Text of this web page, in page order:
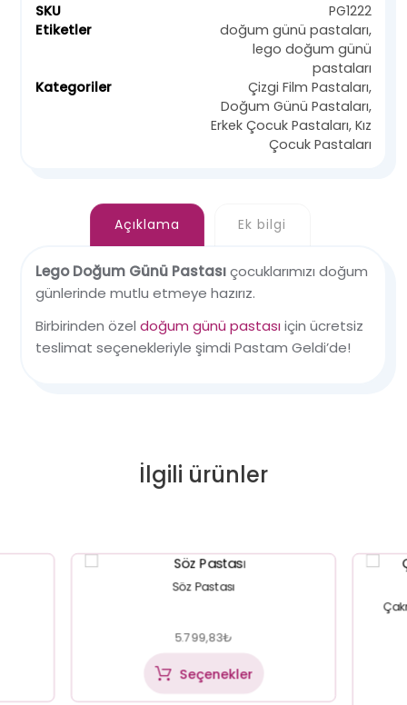
SKU
PG1222
Etiketler
doğum günü pastaları,
lego doğum günü
pastaları
Kategoriler
Çizgi Film Pastaları,
Doğum Günü Pastaları,
Erkek Çocuk Pastaları, Kız
Çocuk Pastaları
Açıklama Ek bilgi
Lego Doğum Günü Pastasıçocuklarımızı doğum
günlerinde mutlu etmeye hazırız.
Birbirinden özeldoğum günü pastasıiçin ücretsiz
teslimat seçenekleriyle şimdi Pastam Geldi’de!
İlgili ürünler
Söz Pastası
5.799,83₺
Seçenekler